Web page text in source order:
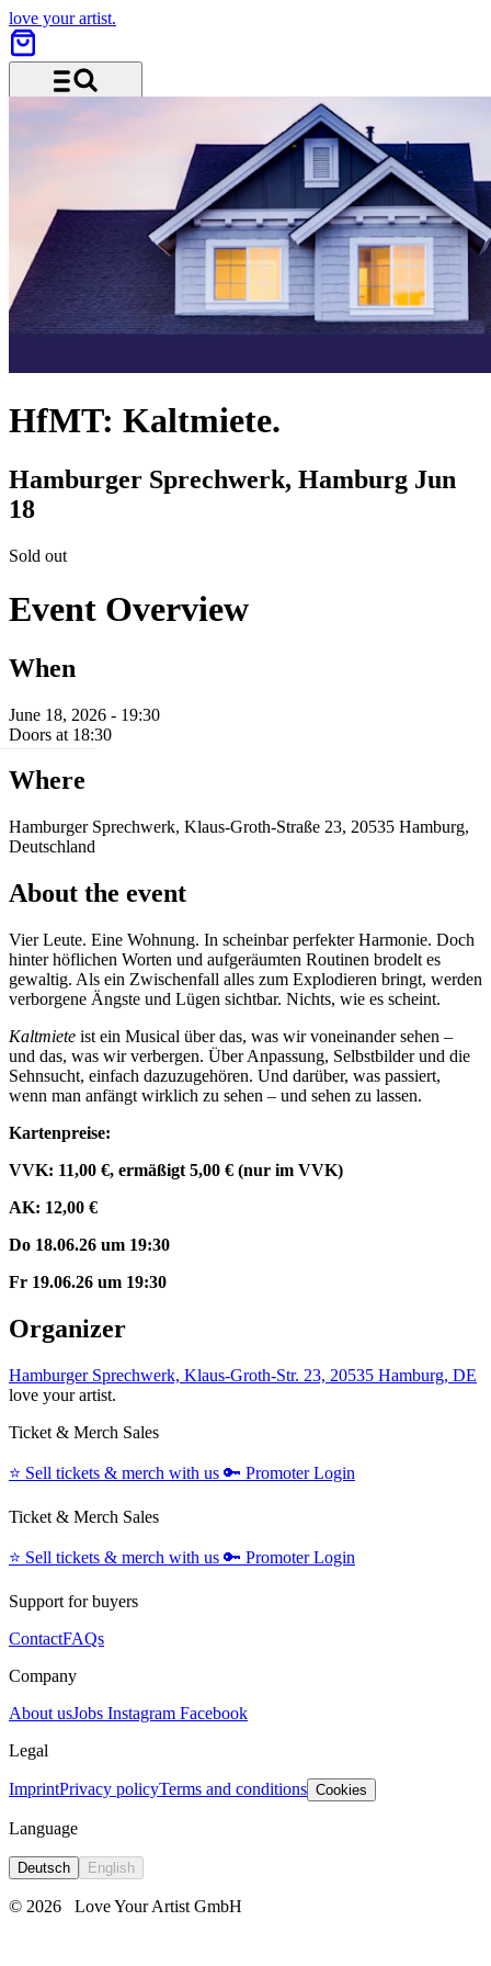
love your artist.
Menu and search
HfMT: Kaltmiete.
Hamburger Sprechwerk, Hamburg Jun
18
Sold out
Event Overview
When
June 18, 2026 - 19:30
Doors at 18:30
Where
Hamburger Sprechwerk, Klaus-Groth-Straße 23, 20535 Hamburg,
Deutschland
About the event
Vier Leute. Eine Wohnung. ​In scheinbar perfekter Harmonie. Doch
hinter höflichen Worten und aufgeräumten Routinen brodelt es
gewaltig. Als ein Zwischenfall alles zum Explodieren bringt, werden
verborgene Ängste und Lügen sichtbar. Nichts, wie es scheint.
Kaltmiete ist ein Musical über das, was wir voneinander sehen –
und das, was wir verbergen. Über Anpassung, Selbstbilder und die
Sehnsucht, einfach dazuzugehören. Und darüber, was passiert,
wenn man anfängt wirklich zu sehen – und sehen zu lassen.
Kartenpreise:
VVK: 11,00 €, ermäßigt 5,00 € (nur im VVK)
AK: 12,00 €
Do 18.06.26 um 19:30
Fr 19.06.26 um 19:30
Organizer
Hamburger Sprechwerk, Klaus-Groth-Str. 23, 20535 Hamburg, DE
love your artist.
Ticket & Merch Sales
⭐️ Sell tickets & merch with us 🔑 Promoter Login
Ticket & Merch Sales
⭐️ Sell tickets & merch with us 🔑 Promoter Login
Support for buyers
ContactFAQs
Company
About usJobs Instagram Facebook
Legal
ImprintPrivacy policyTerms and conditions Cookies
Language
Deutsch English
© 2026 Love Your Artist GmbH